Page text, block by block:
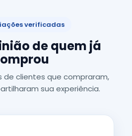
verificadas
de quem já
de clientes que compraram,
sua experiência.